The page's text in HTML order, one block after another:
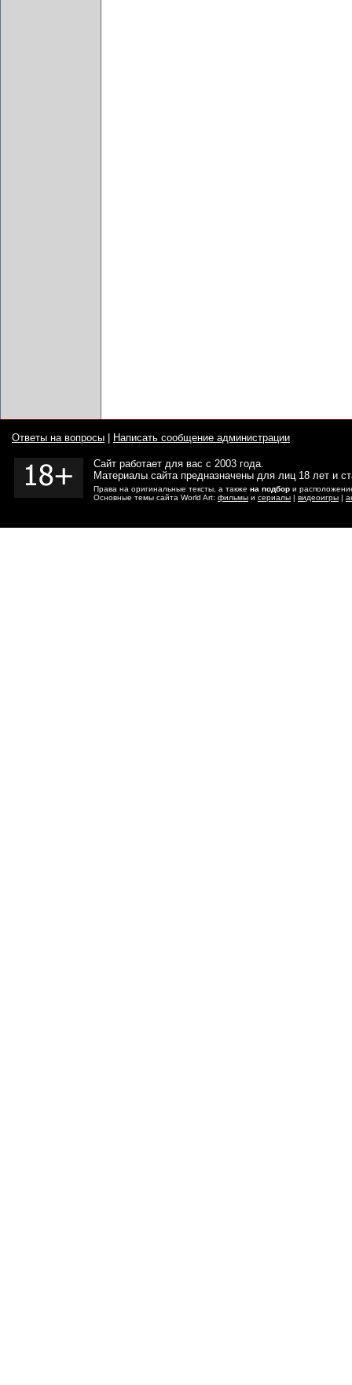
Ответы на вопросы Написать сообщение администрации
Сайт работает для вас с 2003 года.
Материалы сайта предназначены для лиц 18 лет и
Права на оригинальные тексты, а также на подбор и
Основные темы сайта World Art: фильмы и сериалы | видеоигры |